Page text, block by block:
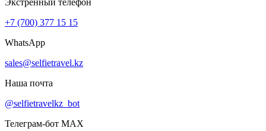
Экстренный телефон
+7 (700) 377 15 15
WhatsApp
sales@selfietravel.kz
Наша почта
@selfietravelkz_bot
Телеграм-бот MAX